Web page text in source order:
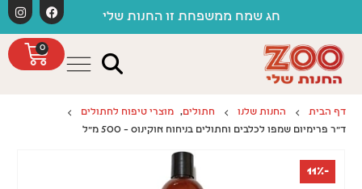
חג שמח ממשפחת זו החנות שלי
0
דף הבית החנות שלנו חתולים,
מוצרי טיפוח לחתולים
ד"ר פרימיום שמפו לכלבים וחתולים בניחוח אוקינוס – 500 מ"ל
-11%